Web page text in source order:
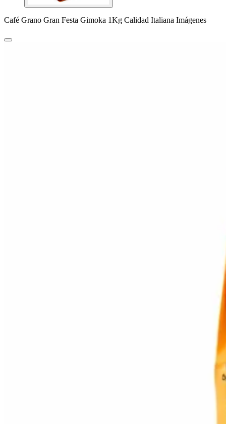
Café Grano Gran Festa Gimoka 1Kg Calidad Italiana Imágenes